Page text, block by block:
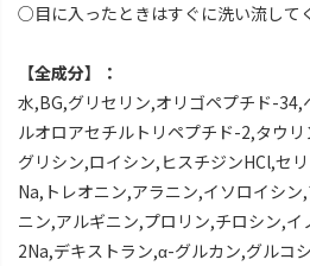
○目に入ったときはすぐに洗い流して
【全成分】：
水,BG,グリセリン,オリゴペプチド-
ルオロアセチルトリペプチド-2,タウ
グリシン,ロイシン,ヒスチジンHCl,セ
Na,トレオニン,アラニン,イソロイシ
ニン,アルギニン,プロリン,チロシン,
2Na,デキストラン,α-グルカン,グルコ